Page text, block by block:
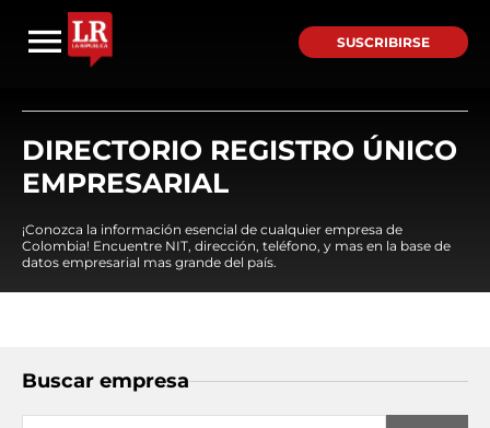
SUSCRIBIRSE
DIRECTORIO REGISTRO ÚNICO
EMPRESARIAL
¡Conozca la información esencial de cualquier empresa de
Colombia! Encuentre NIT, dirección, teléfono, y mas en la base de
datos empresarial mas grande del país.
Buscar empresa